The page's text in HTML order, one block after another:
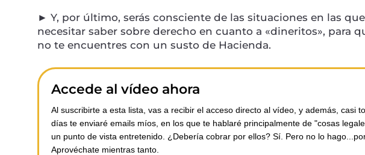
► Y, por último, serás consciente de las situaciones en las
necesitar saber sobre derecho en cuanto a «dineritos», para
no te encuentres con un susto de Hacienda.
Accede al vídeo ahora
Al suscribirte a esta lista, vas a recibir el acceso directo al vídeo, y además, casi
días te enviaré emails míos, en los que te hablaré principalmente de "cosas
un punto de vista entretenido. ¿Debería cobrar por ellos? Sí. Pero no lo
Aprovéchate mientras tanto.